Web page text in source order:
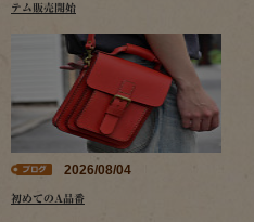
テム販売開始
2026/08/04
初めてのA品番